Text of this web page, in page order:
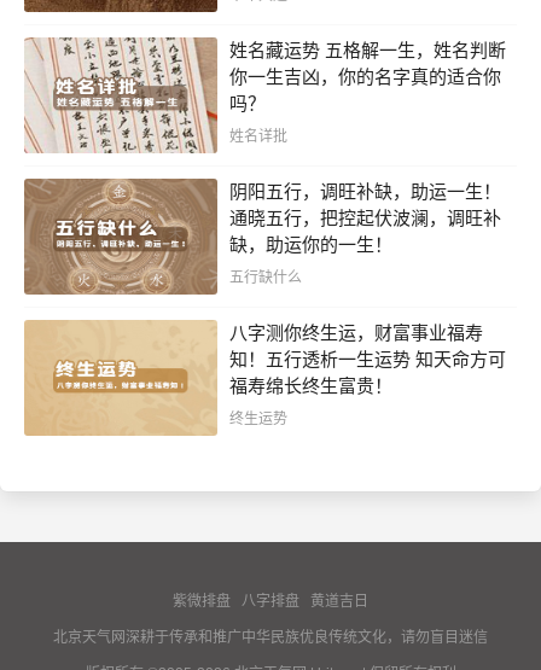
姓名藏运势 五格解一生，姓名判断
你一生吉凶，你的名字真的适合你
吗？
姓名详批
阴阳五行，调旺补缺，助运一生！
通晓五行，把控起伏波澜，调旺补
缺，助运你的一生！
五行缺什么
八字测你终生运，财富事业福寿
知！五行透析一生运势 知天命方可
福寿绵长终生富贵！
终生运势
紫微排盘 八字排盘 黄道吉日
北京天气网深耕于传承和推广中华民族优良传统文化，请勿盲目迷信